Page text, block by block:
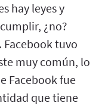
hay leyes y
¿no?
Facebook tuvo
muy común, lo
Facebook fue
que tiene